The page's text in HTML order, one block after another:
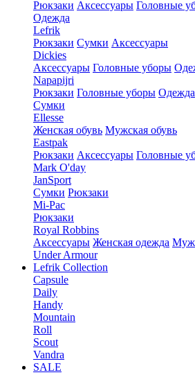
Рюкзаки Аксессуары Головные
Одежда
Lefrik
Рюкзаки Сумки Аксессуары
Dickies
Аксессуары Головные уборы
Napapijri
Рюкзаки Головные уборы Одежда
Сумки
Ellesse
Женская обувь Мужская обувь
Eastpak
Рюкзаки Аксессуары Головные
Mark O'day
JanSport
Сумки Рюкзаки
Mi-Pac
Рюкзаки
Royal Robbins
Аксессуары Женская одежда
Under Armour
Lefrik Collection
Capsule
Daily
Handy
Mountain
Roll
Scout
Vandra
SALE